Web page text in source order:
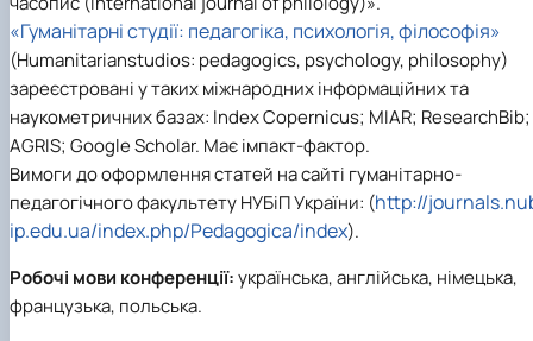
«Гуманітарні студії: педагогіка, психологія, філософія»
(Humanitarianstudios: pedagogics, psychology, philosophy)
зареєстровані у таких міжнародних інформаційних та
наукометричних базах: Index Copernicus; MIAR; ResearchBib;
AGRIS; Google Scholar. Має імпакт-фактор.
Вимоги до оформлення статей на сайті гуманітарно-
педагогічного факультету НУБіП України: (http://
ip.edu.ua/index.php/Pedagogica/index).
Робочі мови конференції:українська, англійська, німецька,
французька, польська.